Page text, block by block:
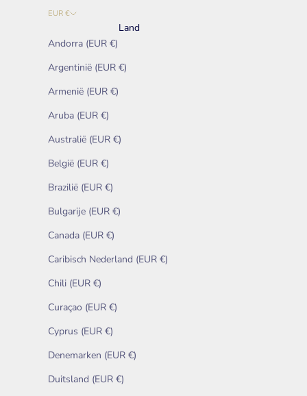
EUR €
Land
Andorra (EUR €)
Argentinië (EUR €)
Armenië (EUR €)
Aruba (EUR €)
Australië (EUR €)
België (EUR €)
Brazilië (EUR €)
Bulgarije (EUR €)
Canada (EUR €)
Caribisch Nederland (EUR €)
Chili (EUR €)
Curaçao (EUR €)
Cyprus (EUR €)
Denemarken (EUR €)
Duitsland (EUR €)